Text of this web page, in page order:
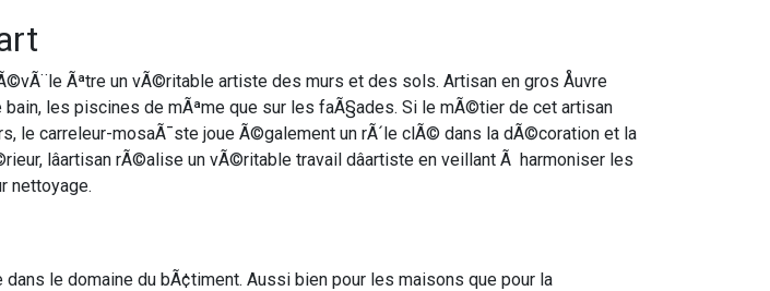
Ãªtre un vÃ©ritable artiste des murs et des sols. Artisan en gros Åuvre
les piscines de mÃªme que sur les faÃ§ades. Si le mÃ©tier de cet artisan
le carreleur-mosaÃ¯ste joue Ã©galement un rÃ´le clÃ© dans la dÃ©coration et la
lâartisan rÃ©alise un vÃ©ritable travail dâartiste en veillant Ã harmoniser les
nettoyage.
le domaine du bÃ¢timent. Aussi bien pour les maisons que pour la